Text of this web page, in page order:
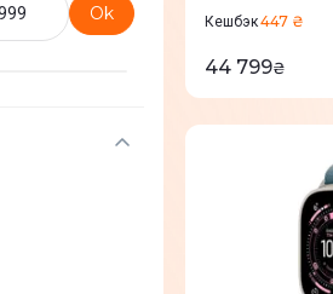
Ok Кешбэк447 ₴
44 799₴